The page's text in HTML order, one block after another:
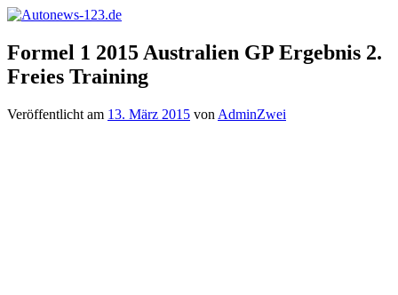
Zum
springen
Autonews-
123.de
Autonews
mit
Charme
Formel 1 2015 Australien GP Ergebnis 2.
Freies Training
Veröffentlicht am 13. März 2015 von AdminZwei